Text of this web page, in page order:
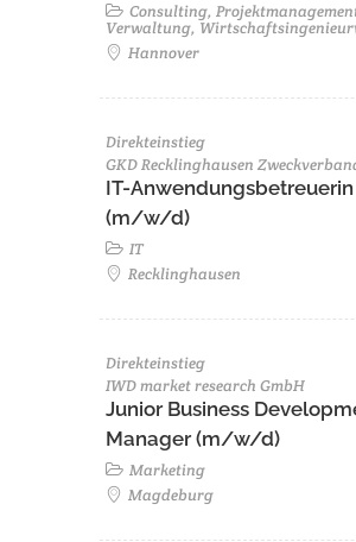
Consulting,
Verwaltung,
Hannover
Direkteinstieg
GKD Recklinghausen
IT-Anwendungsbetreuerin
(m/w/d)
IT
Recklinghausen
Direkteinstieg
IWD market research GmbH
Junior Business
Manager (m/w/d)
Marketing
Magdeburg